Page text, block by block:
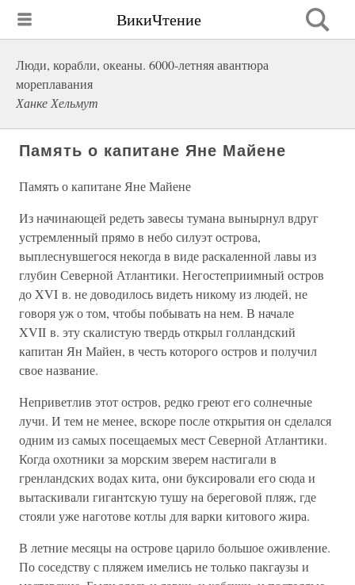
ВикиЧтение
Люди, корабли, океаны. 6000-летняя авантюра
мореплавания
Ханке Хельмут
Память о капитане Яне Майене
Память о капитане Яне Майене
Из начинающей редеть завесы тумана вынырнул вдруг
устремленный прямо в небо силуэт острова,
выплеснувшегося некогда в виде раскаленной лавы из
глубин Северной Атлантики. Негостеприимный остров
до XVI в. не доводилось видеть никому из людей, не
говоря уж о том, чтобы побывать на нем. В начале
XVII в. эту скалистую твердь открыл голландский
капитан Ян Майен, в честь которого остров и получил
свое название.
Неприветлив этот остров, редко греют его солнечные
лучи. И тем не менее, вскоре после открытия он сделался
одним из самых посещаемых мест Северной Атлантики.
Когда охотники за морским зверем настигали в
гренландских водах кита, они буксировали его сюда и
вытаскивали гигантскую тушу на береговой пляж, где
стояли уже наготове котлы для варки китового жира.
В летние месяцы на острове царило большое оживление.
По соседству с пляжем имелись не только пакгаузы и